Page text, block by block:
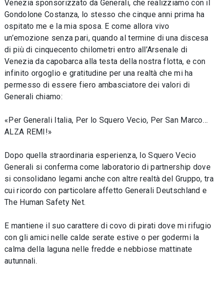
Venezia sponsorizzato da Generali, che realizziamo con il
Gondolone Costanza, lo stesso che cinque anni prima ha
ospitato me e la mia sposa. E come allora vivo
un’emozione senza pari, quando al termine di una discesa
di più di cinquecento chilometri entro all’Arsenale di
Venezia da capobarca alla testa della nostra flotta, e con
infinito orgoglio e gratitudine per una realtà che mi ha
permesso di essere fiero ambasciatore dei valori di
Generali chiamo:
«Per Generali Italia, Per lo Squero Vecio, Per San Marco…
ALZA REMI!»
Dopo quella straordinaria esperienza, lo Squero Vecio
Generali si conferma come laboratorio di partnership dove
si consolidano legami anche con altre realtà del Gruppo, tra
cui ricordo con particolare affetto Generali Deutschland e
The Human Safety Net.
E mantiene il suo carattere di covo di pirati dove mi rifugio
con gli amici nelle calde serate estive o per godermi la
calma della laguna nelle fredde e nebbiose mattinate
autunnali.